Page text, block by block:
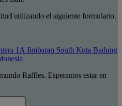
utilizando el siguiente formulario.
1A Jimbaran South Kuta Badung
Raffles. Esperamos estar en